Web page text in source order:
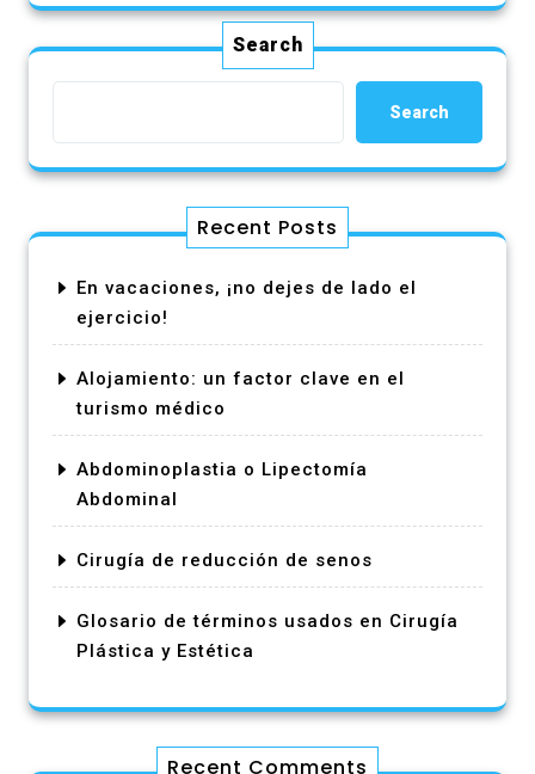
Search
Search
Recent Posts
En vacaciones, ¡no dejes de lado el
ejercicio!
Alojamiento: un factor clave en el
turismo médico
Abdominoplastia o Lipectomía
Abdominal
Cirugía de reducción de senos
Glosario de términos usados en Cirugía
Plástica y Estética
Recent Comments